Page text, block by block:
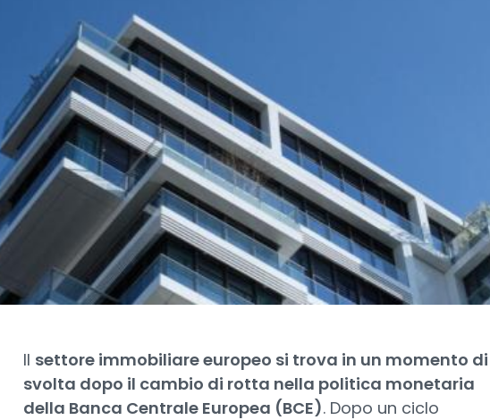
Il settore immobiliare europeo si trova in un momento di
svolta dopo il cambio di rotta nella politica monetaria
della Banca Centrale Europea (BCE). Dopo un ciclo